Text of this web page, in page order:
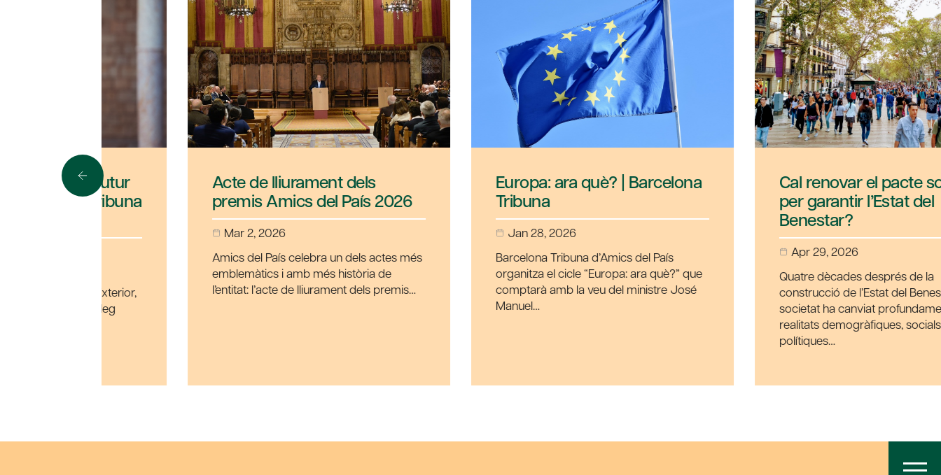
Acte de lliurament dels
premis Amics del País 2026
Amics del País celebra un dels actes més
emblemàtics i amb més història de
l’entitat: l’acte de lliurament dels premis…
Europa: ara què? | Barcelona
Jan 28, 2026
Barcelona Tribuna d’Amics del País
organitza el cicle “Europa: ara què?” que
comptarà amb la veu del ministre José
Cal renovar el pacte social
per garantir l’Estat del
Benestar?
Apr 29, 2026
Quatre dècades després de la
construcció de l’Estat del Benestar, la
societat ha canviat profundament: noves
realitats demogràfiques, socials,